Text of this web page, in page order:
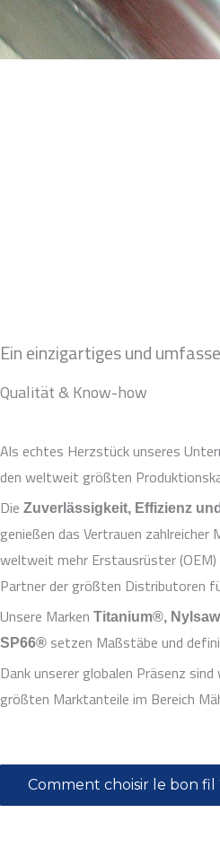
Ein einzigartiges und
Qualität & Know-how
Als echtes Herzstück unseres
den weltweit größten
Die Zuverlässigkeit, Effizienz
genießen das Vertrauen zahlreicher
weltweit mehr Erstausrüster
Partner der größten Distributoren
Unsere Marken Titanium®,
SP66® setzen Maßstäbe und
Dank unserer globalen Präsenz
größten Marktanteile im Bereich
Comment choisir le bon fil